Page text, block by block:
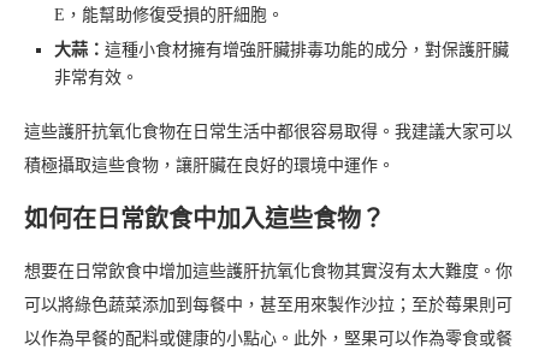
E，能幫助修復受損的肝細胞。
大蒜： 這種小食材擁有增強肝臟排毒功能的成分，對保護肝臟
非常有效。
這些護肝抗氧化食物在日常生活中都很容易取得。我建議大家可以
積極攝取這些食物，讓肝臟在良好的環境中運作。
如何在日常飲食中加入這些食物？
想要在日常飲食中增加這些護肝抗氧化食物其實沒有太大難度。你
可以將綠色蔬菜添加到每餐中，甚至用來製作沙拉；至於莓果則可
以作為早餐的配料或健康的小點心。此外，堅果可以作為零食或餐